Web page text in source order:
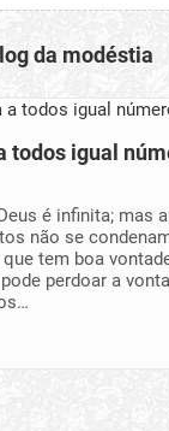
da modéstia
todos igual
é infinita; mas
não se
tem boa
perdoar a